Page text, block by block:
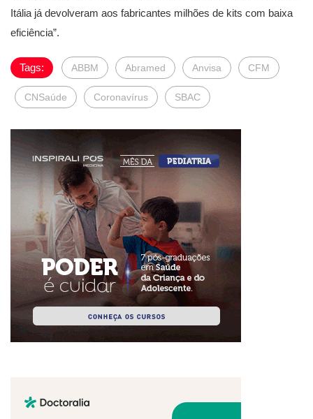
Itália já devolveram aos fabricantes milhões de kits com baixa
eficiência”.
Tags: ABBM Abramed Anvisa CFM
CNSaúde Coronavírus SBAC